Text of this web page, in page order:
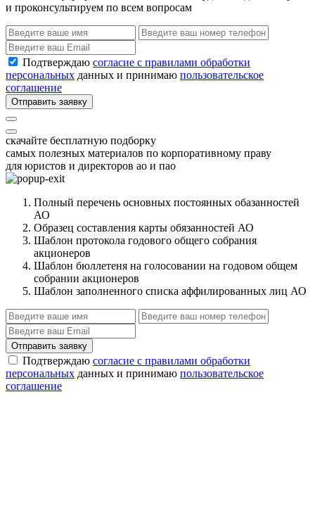
и проконсультируем по всем вопросам
Подтверждаю согласие с правилами обработки
персональных данных и принимаю пользовательское
соглашение
Отправить заявку
скачайте бесплатную подборку
самых полезных материалов по корпоративному праву
для юристов и директоров ао и пао
Полный перечень основных постоянных обазанностей
АО
Образец составления карты обязанностей АО
Шаблон протокола годового общего собрания
акционеров
Шаблон бюллетеня на голосовании на годовом общем
собрании акционеров
Шаблон заполненного списка аффилированных лиц АО
Отправить заявку
Подтверждаю согласие с правилами обработки
персональных данных и принимаю пользовательское
соглашение